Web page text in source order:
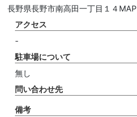
長野県長野市南高田一丁目１４MAP
アクセス
-
駐車場について
無し
問い合わせ先
備考